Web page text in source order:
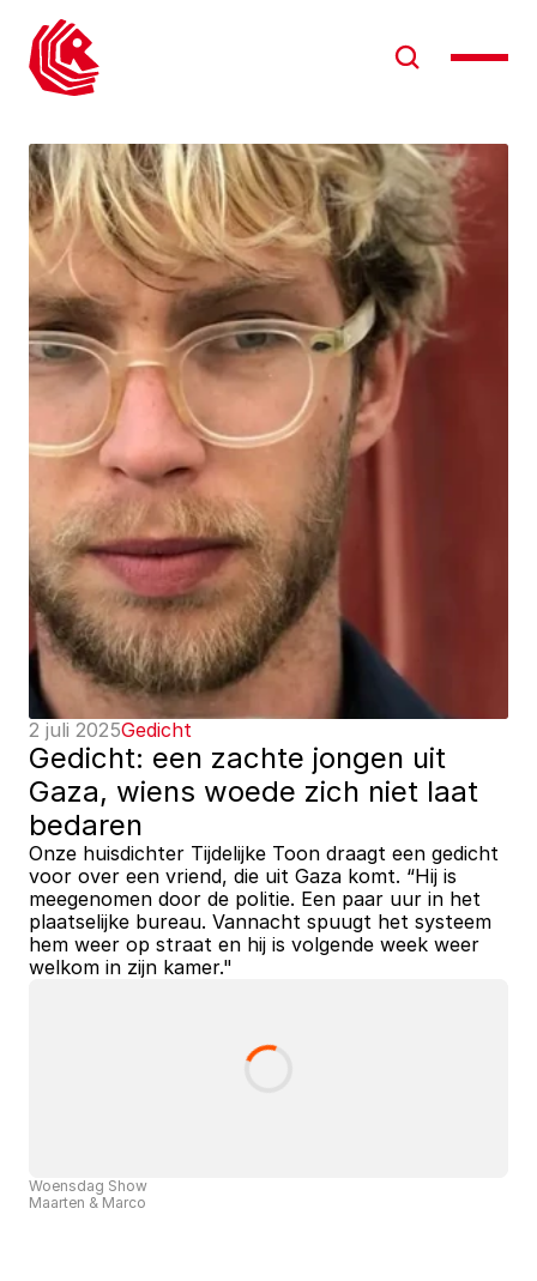
2 juli 2025Gedicht
Gedicht: een zachte jongen uit
Gaza, wiens woede zich niet laat
bedaren
Onze huisdichter Tijdelijke Toon draagt een gedicht
voor over een vriend, die uit Gaza komt. “Hij is
meegenomen door de politie. Een paar uur in het
plaatselijke bureau. Vannacht spuugt het systeem
hem weer op straat en hij is volgende week weer
welkom in zijn kamer."
Woensdag Show
Maarten & Marco